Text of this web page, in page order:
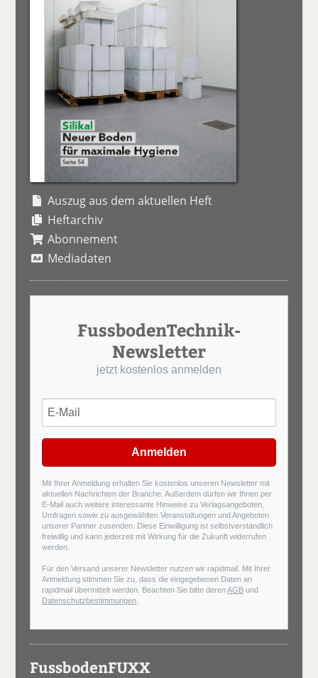
Auszug aus dem aktuellen Heft
Heftarchiv
Abonnement
Mediadaten
FussbodenTechnik-
Newsletter
jetzt kostenlos anmelden
Anmelden
Mit Ihrer Anmeldung erhalten Sie kostenlos unseren Newsletter mit
aktuellen Nachrichten der Branche. Außerdem dürfen wir Ihnen per
E-Mail auch weitere interessante Hinweise zu Verlagsangeboten,
Umfragen sowie zu ausgewählten Veranstaltungen und Angeboten
unserer Partner zusenden. Diese Einwilligung ist selbstverständlich
freiwillig und kann jederzeit mit Wirkung für die Zukunft widerrufen
werden.
Für den Versand unserer Newsletter nutzen wir rapidmail. Mit Ihrer
Anmeldung stimmen Sie zu, dass die eingegebenen Daten an
rapidmail übermittelt werden. Beachten Sie bitte derenAGB und
Datenschutzbestimmungen
FussbodenFUXX